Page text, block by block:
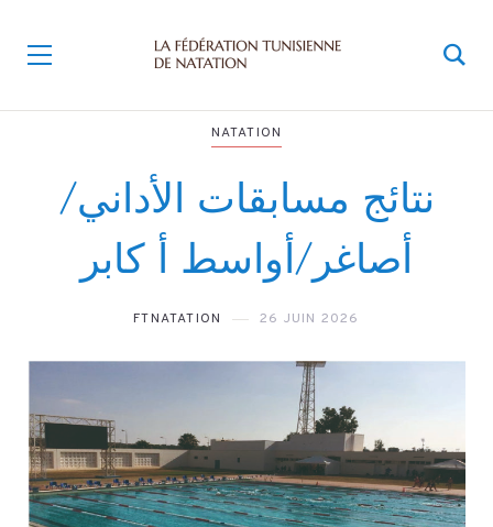
NATATION
نتائج مسابقات الأداني/
أصاغر/أواسط أ كابر
FTNATATION 26 JUIN 2026